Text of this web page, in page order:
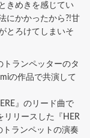
きめきを感じてい
にかかったから?!甘
とろけてしまいそ
ランペッターのタ
の作品で共演して
』のリード曲で
リリースした『HER
トランペットの演奏